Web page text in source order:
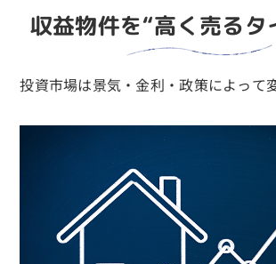
収益物件を“高く売るタ
投資市場は景気・金利・政策によって